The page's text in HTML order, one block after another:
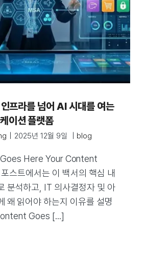
라를 넘어 AI 시대를 여는
이션 플랫폼
2025년 12월 9일 blog
Here Your Content
스트에서는 이 백서의 핵심 내
분석하고, IT 의사결정자 및 아
왜 읽어야 하는지 이유를 설명
Goes [...]